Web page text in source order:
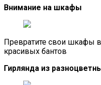
Внимание на шкафы
Превратите свои шкафы
красивых бантов
Гирлянда из